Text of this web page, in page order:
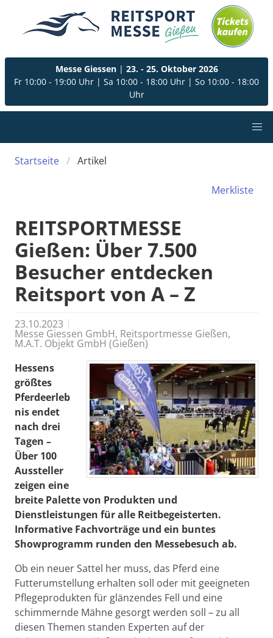
Messe Giessen| 23. - 25. Oktober 2026
Fr 10:00 - 19:00 Uhr | Sa 10:00 - 18:00 Uhr | So 10:00 - 18:00
Uhr
Startseite Artikel
Merkliste
REITSPORTMESSE
Gießen: Über 7.500
Besucher entdecken
Reitsport von A – Z
23.10.2023
Messe Giessen GmbH, Reitsportmesse Gießen,
M.A.T. Objekt GmbH (Gießen)
Hessens
größtes
Pferdeerleb
nis endet
nach drei
Tagen –
Über 100
Aussteller
zeigen eine
breite Palette von Produkten und
Dienstleistungen für alle Reitbegeisterten.
Informative Fachvorträge und ein buntes
Showprogramm runden den Messebesuch ab.
Ob ein neuer Sattel her muss, das Pferd eine
Futterumstellung erhalten soll oder mit geeigneten
Pflegeprodukten für glänzendes Fell und eine
schimmernde Mähne gesorgt werden soll – zu all
diesen Themen standen Experten auf der